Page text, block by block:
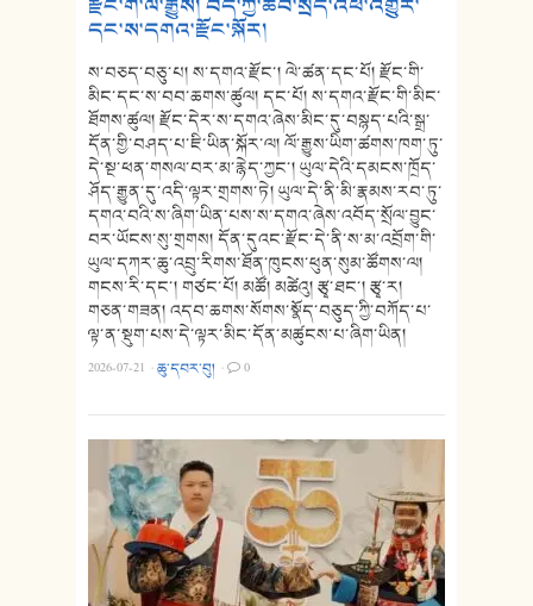
དང་ས་དགའ་རྫོང་སྐོར།
ས་བཅད་བཅུ་པ། ས་དགའ་རྫོང་། ལེ་ཚན་དང་པོ། རྫོང་གི་
མིང་དང་ས་བབ་ཆགས་ཚུལ། དང་པོ། ས་དགའ་རྫོང་གི་མིང་
ཐོགས་ཚུལ། རྫོང་དེར་ས་དགའ་ཞེས་མིང་དུ་བསྙད་པའི་སྒྲ་
དོན་གྱི་བཤད་པ་ཇི་ཡིན་སྐོར་ལ། ལོ་རྒྱུས་ཡིག་ཚགས་ཁག་ཏུ་
དེ་སྔ་ཕན་གསལ་བར་མ་རྙེད་ཀྱང་། ཡུལ་དེའི་དམངས་ཁྲོད་
ཤོད་རྒྱུན་དུ་འདི་ལྟར་གྲགས་ཏེ། ཡུལ་དེ་ནི་མི་རྣམས་རབ་ཏུ་
དགའ་བའི་ས་ཞིག་ཡིན་པས་ས་དགའ་ཞེས་འབོད་སྲོལ་བྱུང་
བར་ཡོངས་སུ་གྲགས། དོན་དུའང་རྫོང་དེ་ནི་ས་མ་འབྲོག་གི་
ཡུལ་དཀར་ཆུ་འབྲུ་རིགས་ཐོན་ཁུངས་ཕུན་སུམ་ཚོགས་ལ།
གངས་རི་དང་། གཙང་པོ། མཚོ། མཚེའུ། རྩྭ་ཐང་། རྩྭ་ར།
གཅན་གཟན། འདབ་ཆགས་སོགས་སྣོད་བཅུད་ཀྱི་བཀོད་པ་
ལྟ་ན་སྡུག་པས་དེ་ལྟར་མིང་དོན་མཚུངས་པ་ཞིག་ཡིན།
2026-07-21 ·ཆུ་དབར་བུ། · 0